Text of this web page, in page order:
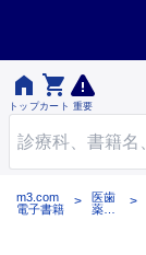

トップ

カート 重要
m3.com
電子書籍
医歯
薬出